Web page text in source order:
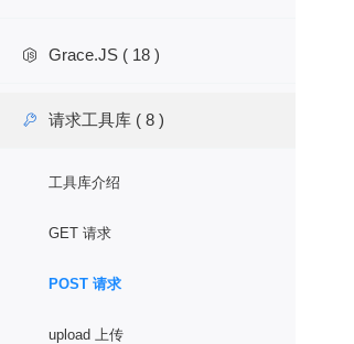
 Grace.JS ( 18 )
 请求工具库 ( 8 )
工具库介绍
GET 请求
POST 请求
upload 上传